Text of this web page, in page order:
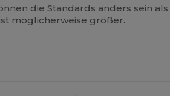
die Standards anders sein als
möglicherweise größer.